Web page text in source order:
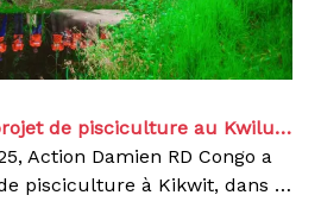
Inauguration d’un projet de pisciculture au Kwilu avec le soutien de Rawbank
Action Damien RD Congo a
inauguré un projet de pisciculture à Kikwit, dans la province du Kwilu, en faveur des personnes affectées par la lèpre et la tuberculose. Mis en œuvre avec l’appui de Rawbank, ce projet vise à renforcer l’autonomie économique des bénéficiaires tout en contribuant à leur sécurité alimentaire. Cette initiative s’inscrit dans l’approche d’Action Damien qui combine prise en charge sanitaire, inclusion sociale et développement d’activités génératrices de revenus au profit des communautés vulnérables.👉 Découvrez le projet en détail dans la rubrique Projets de notre site.Projet de pisciculture en faveur des personnes affectées par la lèpre à Kikwit, avec l’appui de RawbankAgir, c'est contagieux!